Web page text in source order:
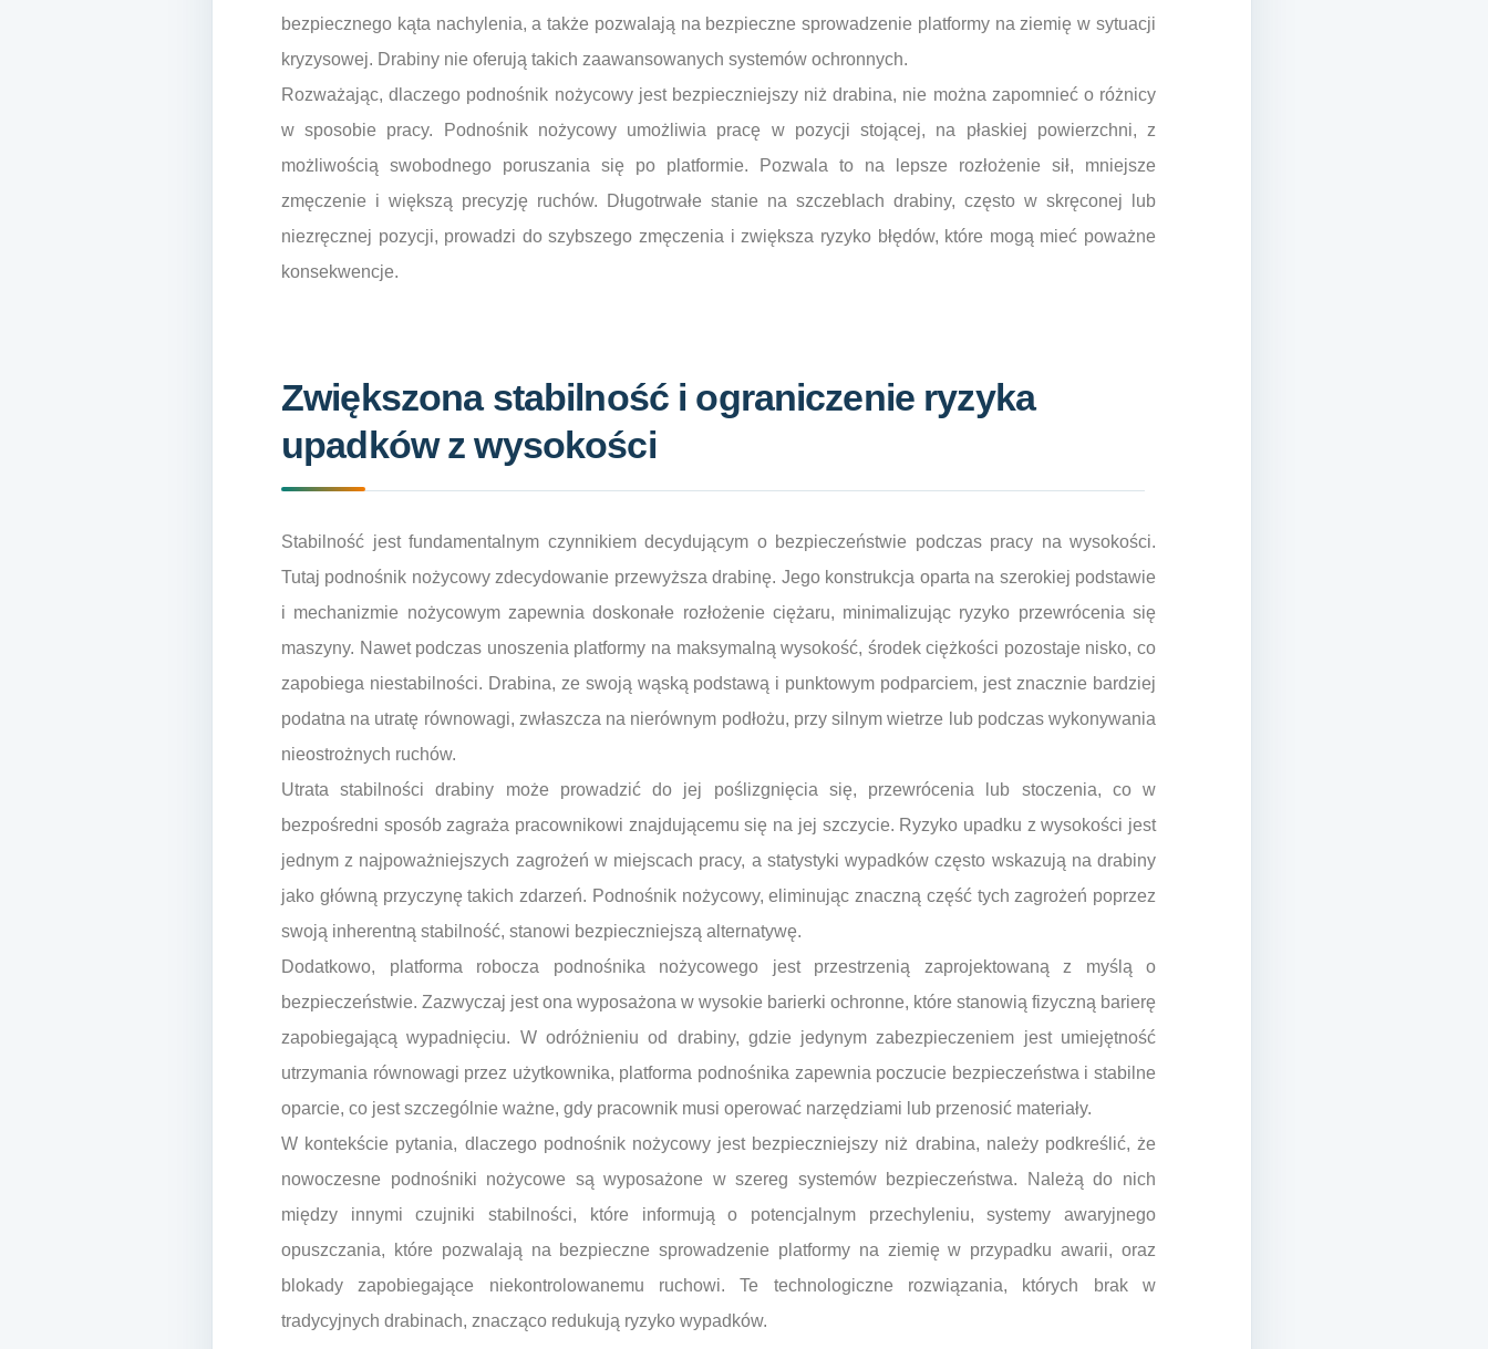
bezpiecznego kąta nachylenia, a także pozwalają na bezpieczne sprowadzenie platformy na ziemię w sytuacji
kryzysowej. Drabiny nie oferują takich zaawansowanych systemów ochronnych.
Rozważając, dlaczego podnośnik nożycowy jest bezpieczniejszy niż drabina, nie można zapomnieć o różnicy
w sposobie pracy. Podnośnik nożycowy umożliwia pracę w pozycji stojącej, na płaskiej powierzchni, z
możliwością swobodnego poruszania się po platformie. Pozwala to na lepsze rozłożenie sił, mniejsze
zmęczenie i większą precyzję ruchów. Długotrwałe stanie na szczeblach drabiny, często w skręconej lub
niezręcznej pozycji, prowadzi do szybszego zmęczenia i zwiększa ryzyko błędów, które mogą mieć poważne
konsekwencje.
Zwiększona stabilność i ograniczenie ryzyka
upadków z wysokości
Stabilność jest fundamentalnym czynnikiem decydującym o bezpieczeństwie podczas pracy na wysokości.
Tutaj podnośnik nożycowy zdecydowanie przewyższa drabinę. Jego konstrukcja oparta na szerokiej podstawie
i mechanizmie nożycowym zapewnia doskonałe rozłożenie ciężaru, minimalizując ryzyko przewrócenia się
maszyny. Nawet podczas unoszenia platformy na maksymalną wysokość, środek ciężkości pozostaje nisko, co
zapobiega niestabilności. Drabina, ze swoją wąską podstawą i punktowym podparciem, jest znacznie bardziej
podatna na utratę równowagi, zwłaszcza na nierównym podłożu, przy silnym wietrze lub podczas wykonywania
nieostrożnych ruchów.
Utrata stabilności drabiny może prowadzić do jej poślizgnięcia się, przewrócenia lub stoczenia, co w
bezpośredni sposób zagraża pracownikowi znajdującemu się na jej szczycie. Ryzyko upadku z wysokości jest
jednym z najpoważniejszych zagrożeń w miejscach pracy, a statystyki wypadków często wskazują na drabiny
jako główną przyczynę takich zdarzeń. Podnośnik nożycowy, eliminując znaczną część tych zagrożeń poprzez
swoją inherentną stabilność, stanowi bezpieczniejszą alternatywę.
Dodatkowo, platforma robocza podnośnika nożycowego jest przestrzenią zaprojektowaną z myślą o
bezpieczeństwie. Zazwyczaj jest ona wyposażona w wysokie barierki ochronne, które stanowią fizyczną barierę
zapobiegającą wypadnięciu. W odróżnieniu od drabiny, gdzie jedynym zabezpieczeniem jest umiejętność
utrzymania równowagi przez użytkownika, platforma podnośnika zapewnia poczucie bezpieczeństwa i stabilne
oparcie, co jest szczególnie ważne, gdy pracownik musi operować narzędziami lub przenosić materiały.
W kontekście pytania, dlaczego podnośnik nożycowy jest bezpieczniejszy niż drabina, należy podkreślić, że
nowoczesne podnośniki nożycowe są wyposażone w szereg systemów bezpieczeństwa. Należą do nich
między innymi czujniki stabilności, które informują o potencjalnym przechyleniu, systemy awaryjnego
opuszczania, które pozwalają na bezpieczne sprowadzenie platformy na ziemię w przypadku awarii, oraz
blokady zapobiegające niekontrolowanemu ruchowi. Te technologiczne rozwiązania, których brak w
tradycyjnych drabinach, znacząco redukują ryzyko wypadków.